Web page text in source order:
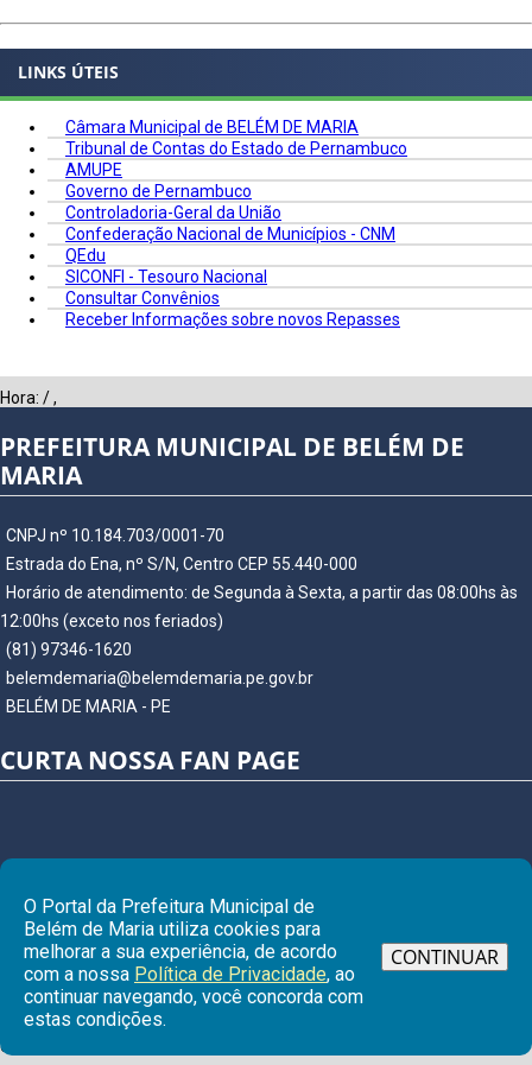
LINKS ÚTEIS
Câmara Municipal de BELÉM DE MARIA
Tribunal de Contas do Estado de Pernambuco
AMUPE
Governo de Pernambuco
Controladoria-Geral da União
Confederação Nacional de Municípios - CNM
QEdu
SICONFI - Tesouro Nacional
Consultar Convênios
Receber Informações sobre novos Repasses
Hora: /,
PREFEITURA MUNICIPAL DE BELÉM DE
MARIA
CNPJ nº 10.184.703/0001-70
Estrada do Ena, nº S/N, Centro CEP 55.440-000
Horário de atendimento: de Segunda à Sexta, a partir das 08:00hs às
12:00hs (exceto nos feriados)
(81) 97346-1620
belemdemaria@belemdemaria.pe.gov.br
BELÉM DE MARIA - PE
CURTA NOSSA FAN PAGE
© Copyright 2026 Prefeitura Municipal de BELÉM DE MARIA | Todos os
direitos reservados
O Portal da Prefeitura Municipal de
Belém de Maria utiliza cookies para
melhorar a sua experiência, de acordo
com a nossa Política de Privacidade, ao
continuar navegando, você concorda com
estas condições.
CONTINUAR